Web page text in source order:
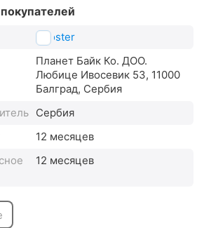
Booster
Планет Байк Ко. ДОО.
Любице Ивосевик 53, 11000
Балград, Сербия
Сербия
12 месяцев
12 месяцев